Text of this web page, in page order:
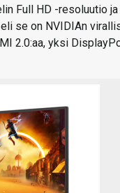
Full HD -resoluutio
se on NVIDIAn
2.0:aa, yksi